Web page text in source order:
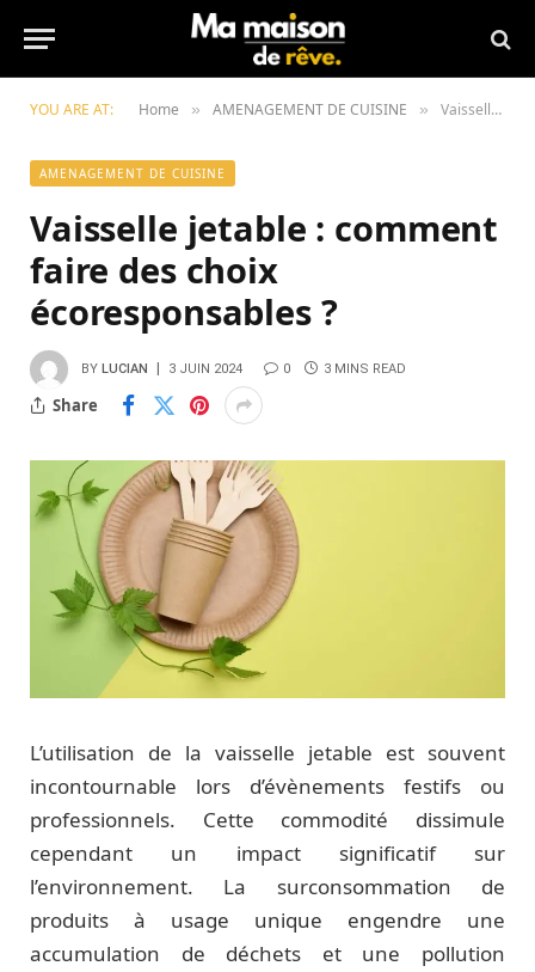
YOU ARE AT: Home » AMENAGEMENT DE CUISINE » Vaisselle jetable : comment faire des choix écoresponsables ?
AMENAGEMENT DE CUISINE
Vaisselle jetable : comment
faire des choix
écoresponsables ?
BY LUCIAN 3 JUIN 2024 0 3 MINS READ
Share
L’utilisation de la vaisselle jetable est souvent
incontournable lors d’évènements festifs ou
professionnels. Cette commodité dissimule
cependant un impact significatif sur
l’environnement. La surconsommation de
produits à usage unique engendre une
accumulation de déchets et une pollution